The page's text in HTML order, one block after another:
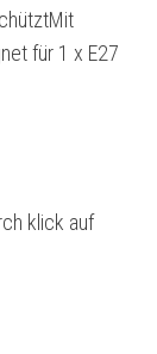
für 1 x E27
klick auf